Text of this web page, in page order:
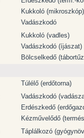
Kukkoló (mikroszkóp)
Vadászkodó
Kukkoló (vadles)
Vadászkodó (íjászat)
Bölcselkedő
Túlélő (erdőtorna)
Vadászkodó
Erdészkedő
Kézművelődő
Táplálkozó